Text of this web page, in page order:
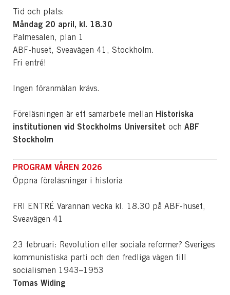
Tid och plats:
Måndag 20 april, kl. 18.30
Palmesalen, plan 1
ABF-huset, Sveavägen 41, Stockholm.
Fri entré!
Ingen föranmälan krävs.
Föreläsningen är ett samarbete mellan Historiska
institutionen vid Stockholms Universitet och ABF
Stockholm
PROGRAM VÅREN 2026
Öppna föreläsningar i historia
FRI ENTRÉ Varannan vecka kl. 18.30 på ABF-huset,
Sveavägen 41
23 februari: Revolution eller sociala reformer? Sveriges
kommunistiska parti och den fredliga vägen till
socialismen 1943–1953
Tomas Widing